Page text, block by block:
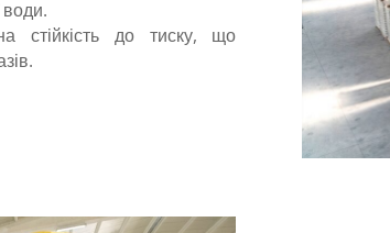
води.
стійкість до тиску, що